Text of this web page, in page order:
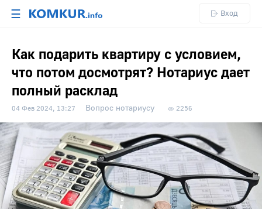
☰ Вход
Как подарить квартиру с условием,
что потом досмотрят? Нотариус дает
полный расклад
04 Фев 2024, 13:27 Вопрос нотариусу 2256